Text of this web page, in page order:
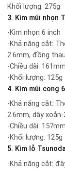
Khối lượng: 275g
3. Kìm mũi nhọn
-Kìm nhọn 6 inch
-Khả năng cắt:
2.6mm, đồng
-Chiều dài: 161mm
-Khối lượng: 125g
4. Kìm mũi cong
-Khả năng cắt:
2.6mm, dây xoắn-
-Chiều dài: 157mm
-Khối lượng: 125g
5. Kìm lỗ
-Khả năng cắt: